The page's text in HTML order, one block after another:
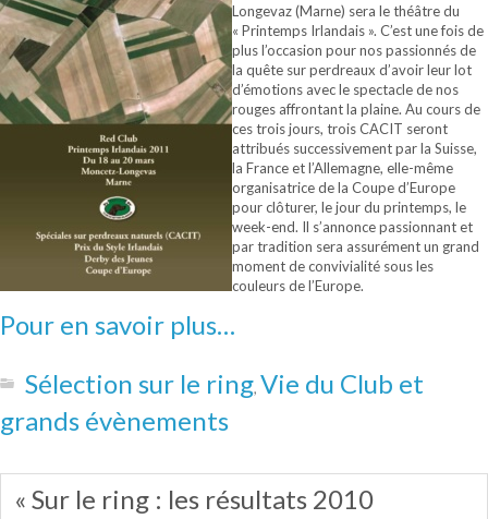
Longevaz (Marne) sera le théâtre du
« Printemps Irlandais ». C’est une fois de
plus l’occasion pour nos passionnés de
la quête sur perdreaux d’avoir leur lot
d’émotions avec le spectacle de nos
rouges affrontant la plaine. Au cours de
ces trois jours, trois CACIT seront
attribués successivement par la Suisse,
la France et l’Allemagne, elle-même
organisatrice de la Coupe d’Europe
pour clôturer, le jour du printemps, le
week-end. Il s’annonce passionnant et
par tradition sera assurément un grand
moment de convivialité sous les
couleurs de l’Europe.
Pour en savoir plus…
Sélection sur le ring, Vie du Club et
grands évènements
« Sur le ring : les résultats 2010